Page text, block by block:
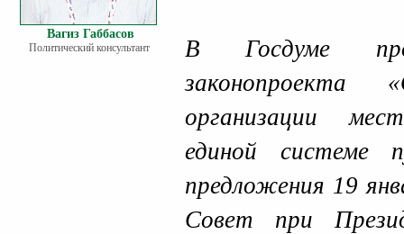
Вагиз Габбасов
Политический консультант
В Госдуме
организации
единой системе
предложения 19
Совет при